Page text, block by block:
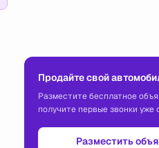
Продайте свой
Разместите бесплатное
получите первые звонки уже
Разместить